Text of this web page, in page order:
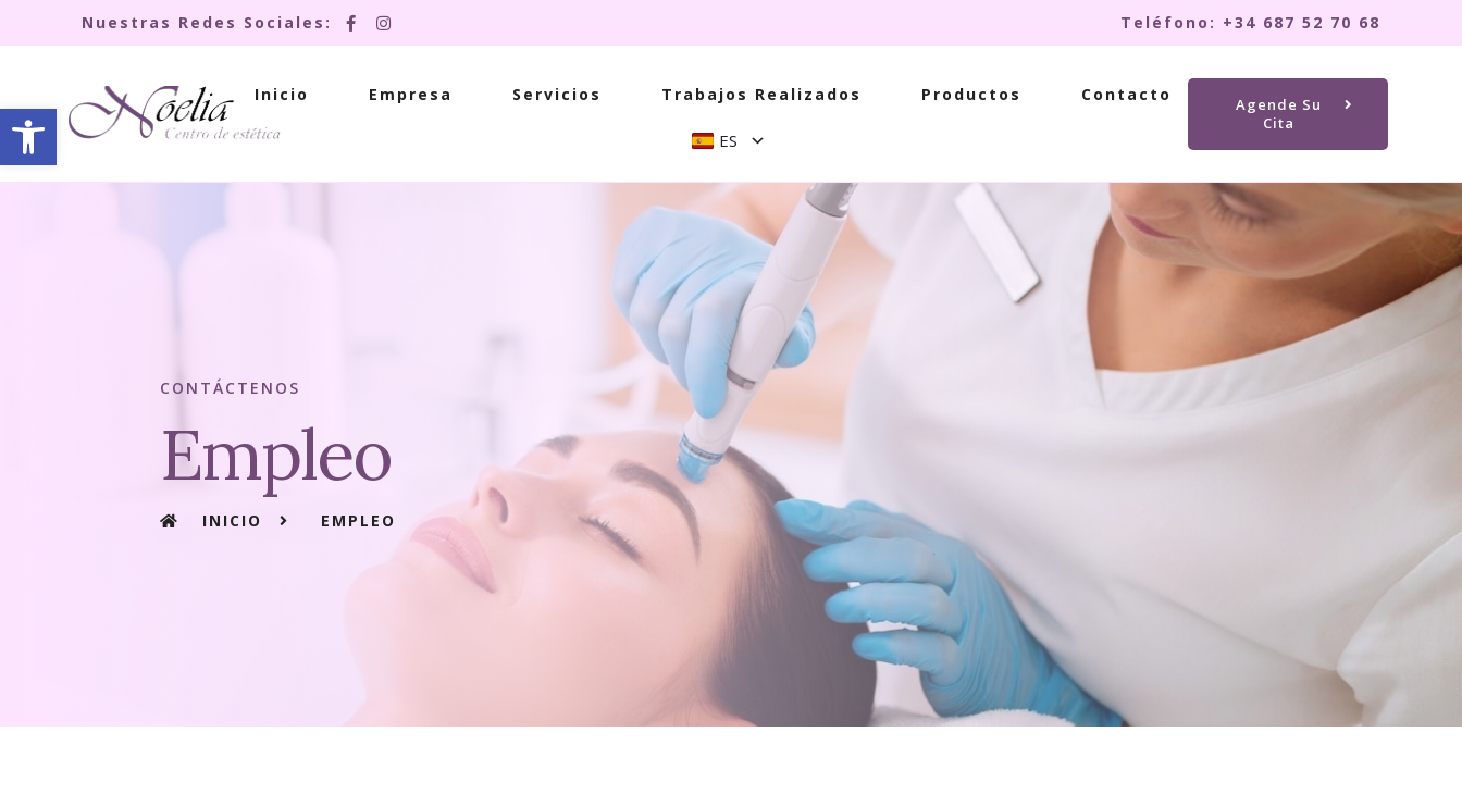
Abrir barra de herramientas
Nuestras Redes Sociales: Teléfono: +34 687 52 70 68
Inicio Empresa Servicios Trabajos Realizados Productos Contacto
ES
Agende Su
Cita
CONTÁCTENOS
Empleo
INICIO EMPLEO